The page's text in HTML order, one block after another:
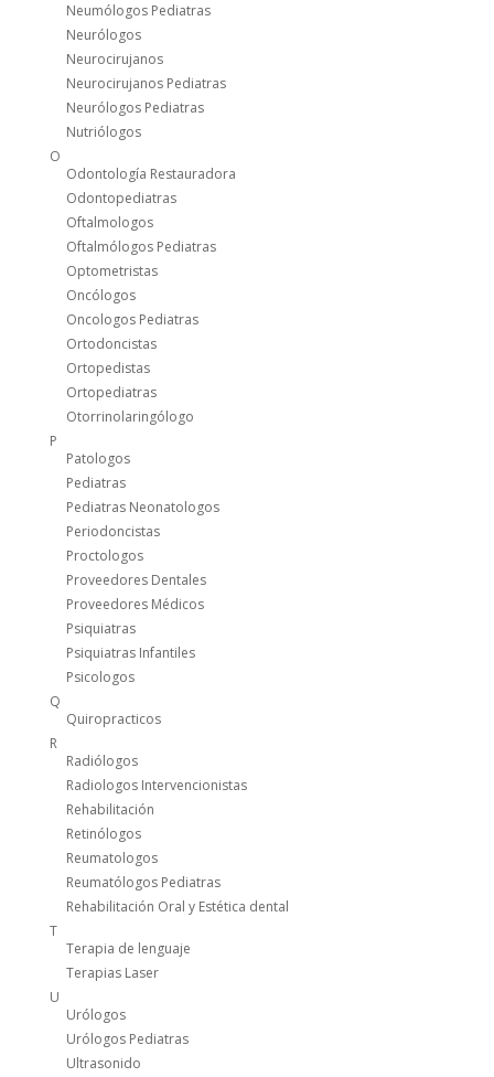
Neumólogos Pediatras
Neurólogos
Neurocirujanos
Neurocirujanos Pediatras
Neurólogos Pediatras
Nutriólogos
O
Odontología Restauradora
Odontopediatras
Oftalmologos
Oftalmólogos Pediatras
Optometristas
Oncólogos
Oncologos Pediatras
Ortodoncistas
Ortopedistas
Ortopediatras
Otorrinolaringólogo
P
Patologos
Pediatras
Pediatras Neonatologos
Periodoncistas
Proctologos
Proveedores Dentales
Proveedores Médicos
Psiquiatras
Psiquiatras Infantiles
Psicologos
Q
Quiropracticos
R
Radiólogos
Radiologos Intervencionistas
Rehabilitación
Retinólogos
Reumatologos
Reumatólogos Pediatras
Rehabilitación Oral y Estética dental
T
Terapia de lenguaje
Terapias Laser
U
Urólogos
Urólogos Pediatras
Ultrasonido